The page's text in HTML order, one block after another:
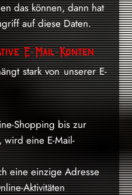
das können, dann hat
auf diese Daten.
E-Mail-Konten
stark von unserer E-
Shopping bis zur
wird eine E-Mail-
eine einzige Adresse
Aktivitäten